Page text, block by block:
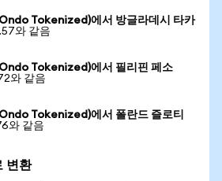
Tokenized)에서 방글라데시 타카
와 같음
Tokenized)에서 필리핀 페소
와 같음
Tokenized)에서 폴란드 즐로티
와 같음
변환